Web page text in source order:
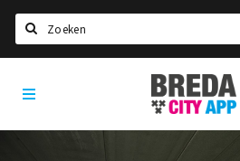
Home
Agenda
Breda
City
App